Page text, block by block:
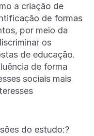
a criação de
de formas
por meio da
os
de educação.
de forma
sociais mais
do estudo:?